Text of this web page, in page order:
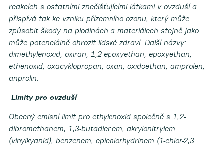
reakcích s ostatními znečišťujícími látkami v ovzduší a
přispívá tak ke vzniku přízemního ozonu, který může
způsobit škody na plodinách a materiálech stejně jako
může potenciálně ohrozit lidské zdraví. Další názvy:
dimethylenoxid, oxiran, 1,2-epoxyethan, epoxyethan,
ethenoxid, oxacyklopropan, oxan, oxidoethan, amprolen,
anprolin.
Limity pro ovzduší
Obecný emisní limit pro ethylenoxid společně s 1,2-
dibromethanem, 1,3-butadienem, akrylonitrylem
(vinylkyanid), benzenem, epichlorhydrinem (1-chlor-2,3